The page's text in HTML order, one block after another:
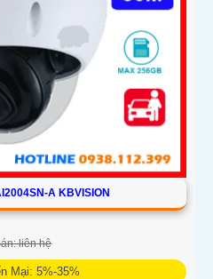
A KBVISION
liên hệ
Mại: 5%-35%